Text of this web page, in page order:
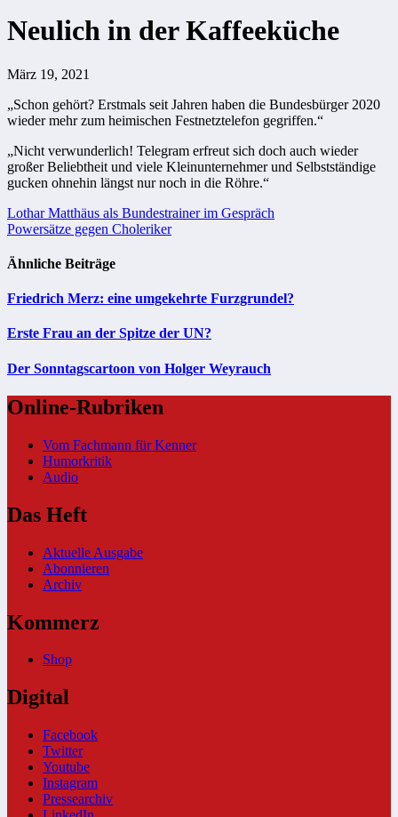
Neulich in der Kaffeeküche
März 19, 2021
„Schon gehört? Erstmals seit Jahren haben die Bundesbürger 2020
wieder mehr zum heimischen Festnetztelefon gegriffen.“
„Nicht verwunderlich! Telegram erfreut sich doch auch wieder
großer Beliebtheit und viele Kleinunternehmer und Selbstständige
gucken ohnehin längst nur noch in die Röhre.“
Beitragsnavigation
Lothar Matthäus als Bundestrainer im Gespräch
Powersätze gegen Choleriker
Ähnliche Beiträge
Friedrich Merz: eine umgekehrte Furzgrundel?
Erste Frau an der Spitze der UN?
Der Sonntagscartoon von Holger Weyrauch
Online-Rubriken
Vom Fachmann für Kenner
Humorkritik
Audio
Das Heft
Aktuelle Ausgabe
Abonnieren
Archiv
Kommerz
Shop
Digital
Facebook
Twitter
Youtube
Instagram
Pressearchiv